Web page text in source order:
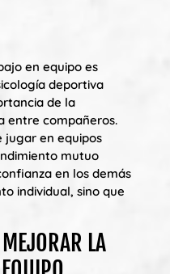
en equipo es
deportiva
de la
entre compañeros.
jugar en equipos
mutuo
en los demás
individual, sino que
LA